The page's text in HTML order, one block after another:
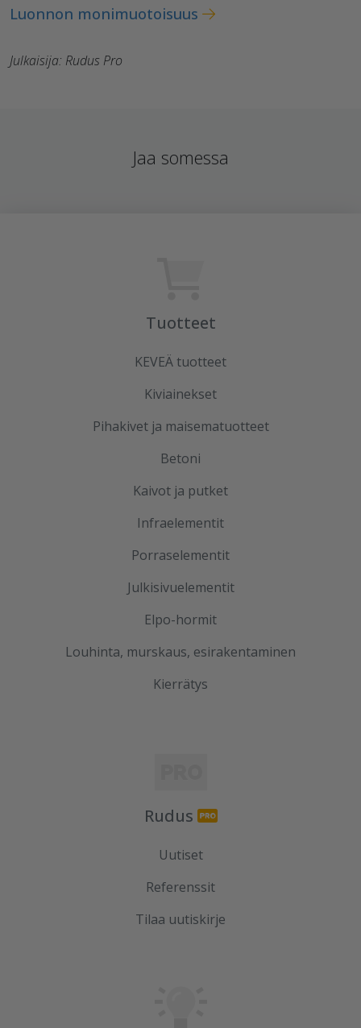
Luonnon monimuotoisuus
Julkaisija: Rudus Pro
Jaa somessa
Tuotteet
KEVEÄ tuotteet
Kiviainekset
Pihakivet ja maisematuotteet
Betoni
Kaivot ja putket
Infraelementit
Porraselementit
Julkisivuelementit
Elpo-hormit
Louhinta, murskaus, esirakentaminen
Kierrätys
Rudus
Uutiset
Referenssit
Tilaa uutiskirje